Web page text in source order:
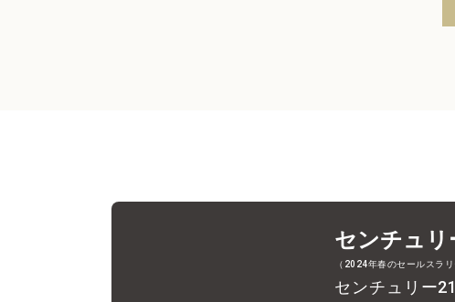
センチュリ
（2024年春のセールスラ
センチュリー